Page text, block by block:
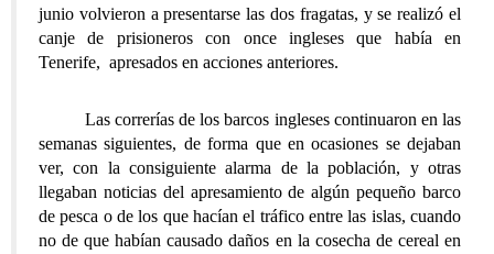
junio volvieron a presentarse las dos fragatas, y se realizó el
canje de prisioneros con once ingleses que había en
Tenerife, apresados en acciones anteriores.
Las correrías de los barcos ingleses continuaron en las
semanas siguientes, de forma que en ocasiones se dejaban
ver, con la consiguiente alarma de la población, y otras
llegaban noticias del apresamiento de algún pequeño barco
de pesca o de los que hacían el tráfico entre las islas, cuando
no de que habían causado daños en la cosecha de cereal en